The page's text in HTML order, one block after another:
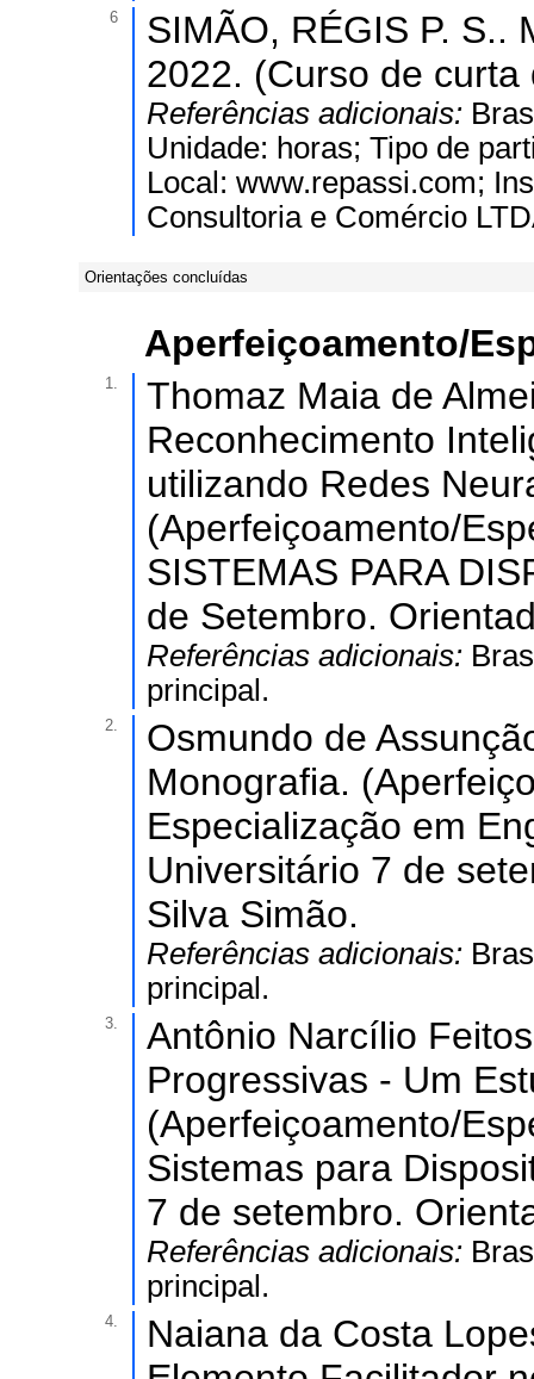
6
SIMÃO, RÉGIS P. S..
2022. (Curso de
Referências adicionais:
Unidade: horas; Tipo de
Local: www.repassi.com;
Consultoria e Comércio
Orientações concluídas
Aperfeiçoamento/
1.
Thomaz Maia de
Reconhecimento
utilizando Redes
(Aperfeiçoamento/
SISTEMAS PARA
de Setembro.
Referências adicionais:
principal.
2.
Osmundo de
Monografia.
Especialização em
Universitário 7 de
Silva Simão.
Referências adicionais:
principal.
3.
Antônio Narcílio
Progressivas - Um
(Aperfeiçoamento/
Sistemas para
7 de setembro.
Referências adicionais:
principal.
4.
Naiana da Costa